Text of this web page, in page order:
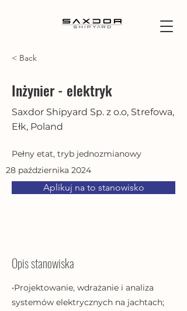
< Back
Inżynier - elektryk
Saxdor Shipyard Sp. z o.o, Strefowa,
Ełk, Poland
Pełny etat, tryb jednozmianowy
28 października 2024
Aplikuj na to stanowisko
Opis stanowiska
•Projektowanie, wdrażanie i analiza
systemów elektrycznych na jachtach;